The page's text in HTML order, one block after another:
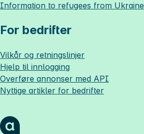
Information to refugees from Ukraine
For bedrifter
Vilkår og retningslinjer
Hjelp til innlogging
Overføre annonser med API
Nyttige artikler for bedrifter